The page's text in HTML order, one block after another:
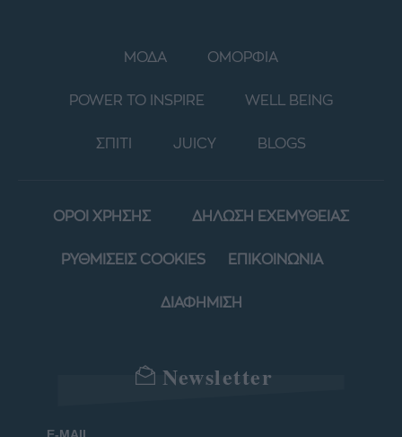
ΜΟΔΑ ΟΜΟΡΦΙΑ
POWER TO INSPIRE WELL BEING
ΣΠΙΤΙ JUICY BLOGS
ΟΡΟΙ ΧΡΗΣΗΣ ΔΗΛΩΣΗ ΕΧΕΜΥΘΕΙΑΣ
ΡΥΘΜΙΣΕΙΣ COOKIES ΕΠΙΚΟΙΝΩΝΙΑ
ΔΙΑΦΗΜΙΣΗ
Newsletter